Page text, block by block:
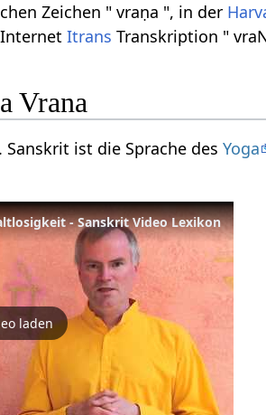
Zeichen " vraṇa ", in der
InternetItrans Transkription "
Vrana
ist die Sprache desYoga
- Sanskrit Video Lexikon
laden